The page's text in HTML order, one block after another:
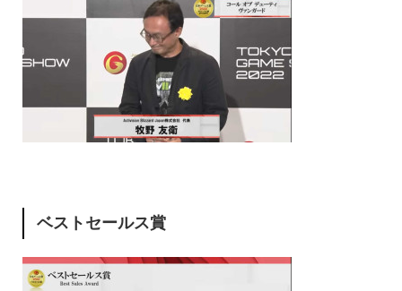
ベストセールス賞